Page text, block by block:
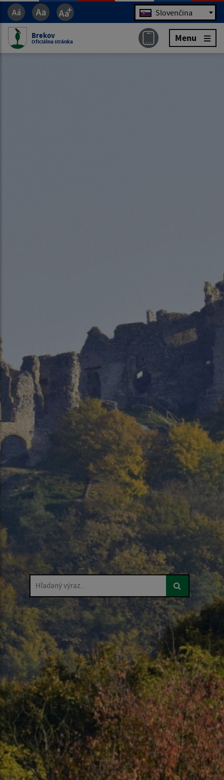
Jazyk Slovenčina
Brekov
Oficiálna stránka Menu
Hľadaný výraz...